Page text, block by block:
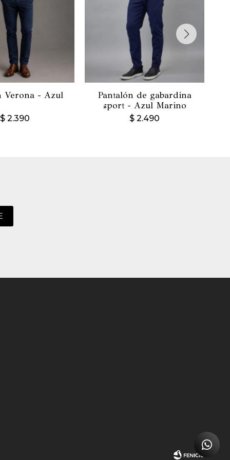
Verona - Azul
$ 2.390
Pantalón de gabardina
sport - Azul Marino
$ 2.490